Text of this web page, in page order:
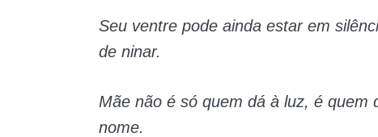
Seu ventre pode ainda estar em
de ninar.
Mãe não é só quem dá à luz, é quem
nome.